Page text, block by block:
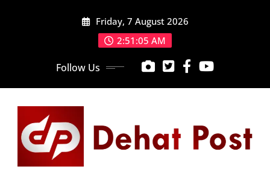
Friday, 7 August 2026
2:51:07 AM
Follow Us